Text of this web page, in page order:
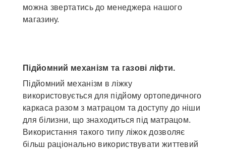
можна звертатись до менеджера нашого
магазину.
Підйомний механізм та газові ліфти.
Підйомний механізм в ліжку
використовується для підйому ортопедичного
каркаса разом з матрацом та доступу до ніши
для білизни, що знаходиться під матрацом.
Використання такого типу ліжок дозволяє
більш раціонально використвувати життевий